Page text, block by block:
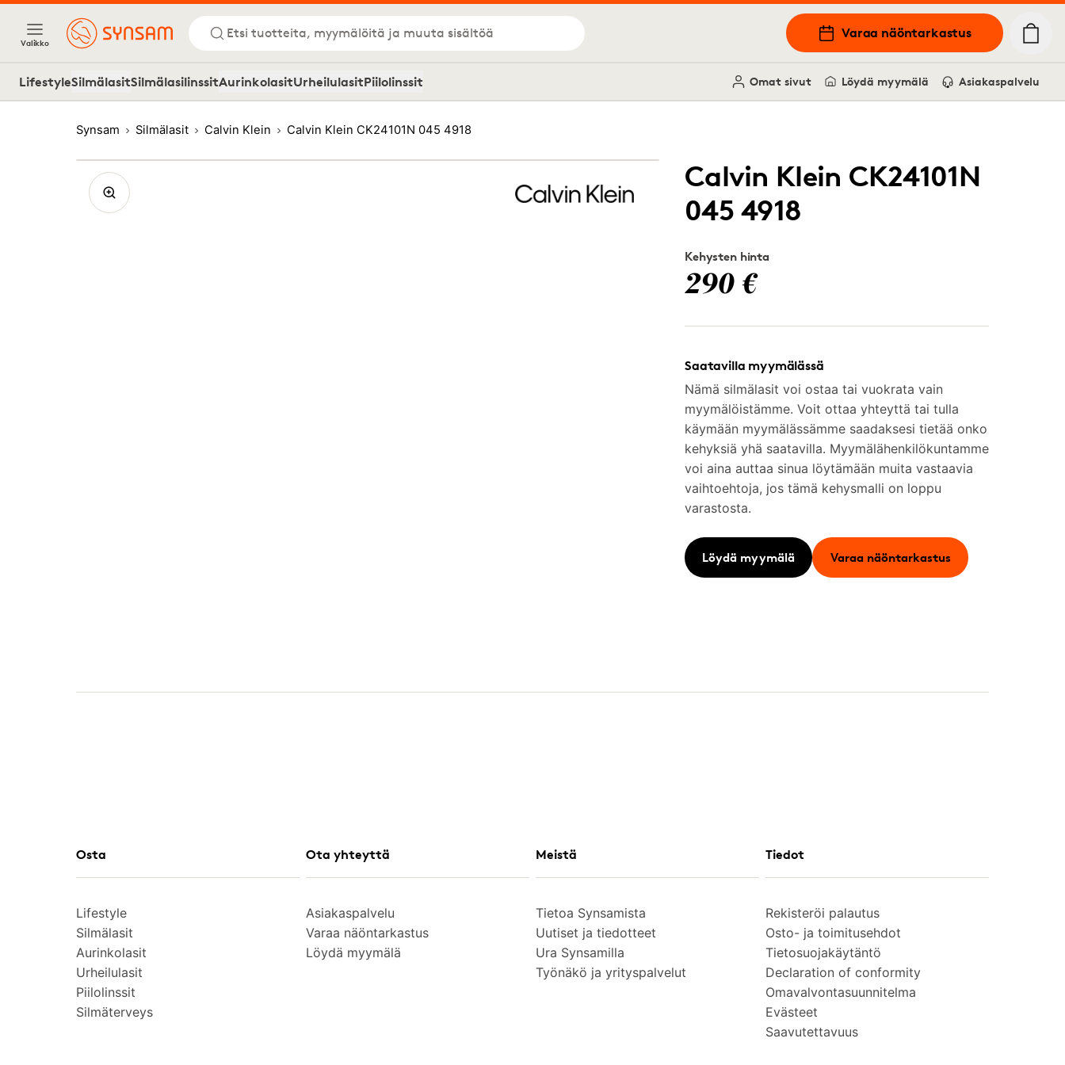
Valikko
Etsi tuotteita, myymälöitä ja muuta sisältöä Varaa näöntarkastus
LifestyleSilmälasitSilmälasilinssitAurinkolasitUrheilulasitPiilolinssit Omat sivut Löydä myymälä Asiakaspalvelu
Synsam Silmälasit Calvin Klein Calvin Klein CK24101N 045 4918
Calvin Klein CK24101N
045 4918
Kehysten hinta
290 €
Saatavilla myymälässä
Nämä silmälasit voi ostaa tai vuokrata vain
myymälöistämme. Voit ottaa yhteyttä tai tulla
käymään myymälässämme saadaksesi tietää onko
kehyksiä yhä saatavilla. Myymälähenkilökuntamme
voi aina auttaa sinua löytämään muita vastaavia
vaihtoehtoja, jos tämä kehysmalli on loppu
varastosta.
Löydä myymälä Varaa näöntarkastus
Osta
Lifestyle
Silmälasit
Aurinkolasit
Urheilulasit
Piilolinssit
Silmäterveys
Ota yhteyttä
Asiakaspalvelu
Varaa näöntarkastus
Löydä myymälä
Meistä
Tietoa Synsamista
Uutiset ja tiedotteet
Ura Synsamilla
Työnäkö ja yrityspalvelut
Tiedot
Rekisteröi palautus
Osto- ja toimitusehdot
Tietosuojakäytäntö
Declaration of conformity
Omavalvontasuunnitelma
Evästeet
Saavutettavuus